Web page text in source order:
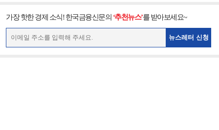
가장 핫한 경제 소식! 한국금융신문의 ‘추천뉴스’를 받아보세요~
뉴스레터 신청